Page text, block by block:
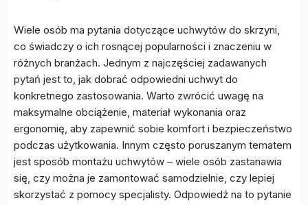
Wiele osób ma pytania dotyczące uchwytów do skrzyni,
co świadczy o ich rosnącej popularności i znaczeniu w
różnych branżach. Jednym z najczęściej zadawanych
pytań jest to, jak dobrać odpowiedni uchwyt do
konkretnego zastosowania. Warto zwrócić uwagę na
maksymalne obciążenie, materiał wykonania oraz
ergonomię, aby zapewnić sobie komfort i bezpieczeństwo
podczas użytkowania. Innym często poruszanym tematem
jest sposób montażu uchwytów – wiele osób zastanawia
się, czy można je zamontować samodzielnie, czy lepiej
skorzystać z pomocy specjalisty. Odpowiedź na to pytanie